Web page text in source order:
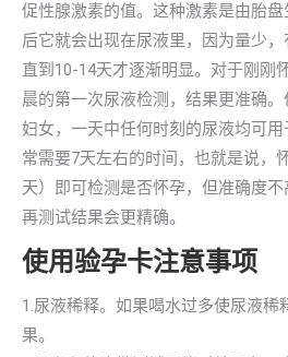
促性腺激素的值。这种激素是由胎
后它就会出现在尿液里，因为量少，
直到10-14天才逐渐明显。对于刚刚
晨的第一次尿液检测，结果更准确
妇女，一天中任何时刻的尿液均可
常需要7天左右的时间，也就是说，
天）即可检测是否怀孕，但准确度
再测试结果会更精确。
使用验孕卡注意事项
1.尿液稀释。如果喝水过多使尿液稀
果。